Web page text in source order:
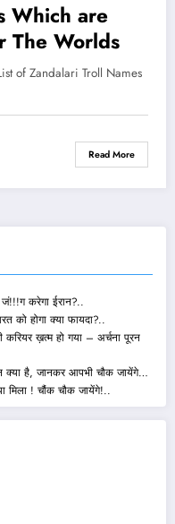
Which are
The Worlds
of Zandalari Troll Names
Read More
जं!!!ग करेगा ईरान?..
को होगा क्या फायदा?..
ख़त्म हो गया – अर्चना पूरन
क्या है, जानकर आपभी चौक जायेंगे…
मिला ! चौंक चौक जायेंगे!..